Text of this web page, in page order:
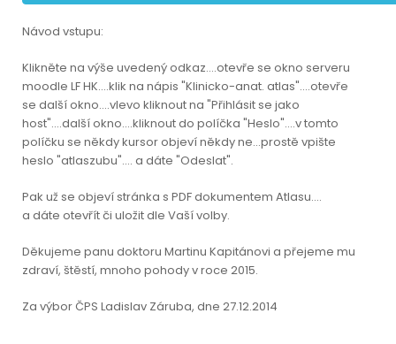
Návod vstupu:
Klikněte na výše uvedený odkaz....otevře se okno serveru
moodle LF HK....klik na nápis "Klinicko-anat. atlas"....otevře
se další okno....vlevo kliknout na "Přihlásit se jako
host"....další okno....kliknout do políčka "Heslo"....v tomto
políčku se někdy kursor objeví někdy ne...prostě vpište
heslo "atlaszubu".... a dáte "Odeslat".
Pak už se objeví stránka s PDF dokumentem Atlasu....
a dáte otevřít či uložit dle Vaší volby.
Děkujeme panu doktoru Martinu Kapitánovi a přejeme mu
zdraví, štěstí, mnoho pohody v roce 2015.
Za výbor ČPS Ladislav Záruba, dne 27.12.2014